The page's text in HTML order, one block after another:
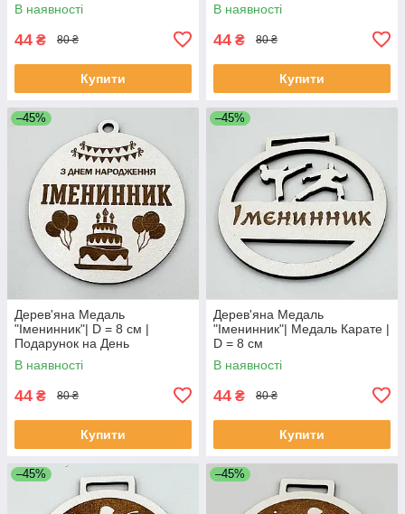
В наявності
44 ₴ 80 ₴
Купити
В наявності
44 ₴ 80 ₴
Купити
–45%
Дерев'яна Медаль
"Іменинник"| D = 8 см |
Подарунок на День
Народження
В наявності
44 ₴ 80 ₴
Купити
–45%
Дерев'яна Медаль
"Іменинник"| Медаль Карате |
D = 8 см
В наявності
44 ₴ 80 ₴
Купити
–45% –45%